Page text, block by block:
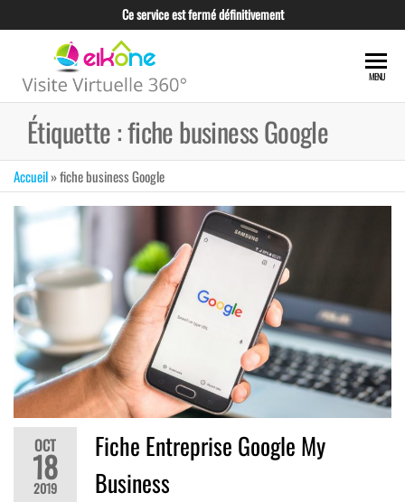
to
content
Ce service est fermé définitivement
VISITE
VIRTUELLE
360°
TUNISIE
LES
ENTREPRISES
MENU
Étiquette :fiche business Google
Accueil»fiche business Google
OCT
18
2019
Fiche Entreprise Google My
Business